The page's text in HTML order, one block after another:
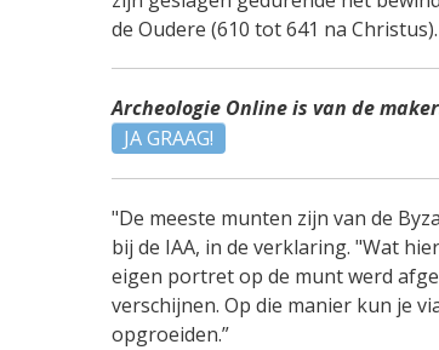
de Oudere (610 tot 641 na Christus).
Archeologie Online is van de
JA GRAAG!
"De meeste munten zijn van de
bij de IAA, in de verklaring. "Wat
eigen portret op de munt werd
verschijnen. Op die manier kun je
opgroeiden.”